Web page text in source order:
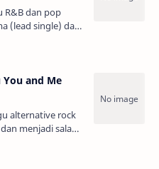
R&B dan pop
(lead single) dari
yang bertajuk
utam…
and Me
alternative rock
menjadi salah
ketiga
(200…